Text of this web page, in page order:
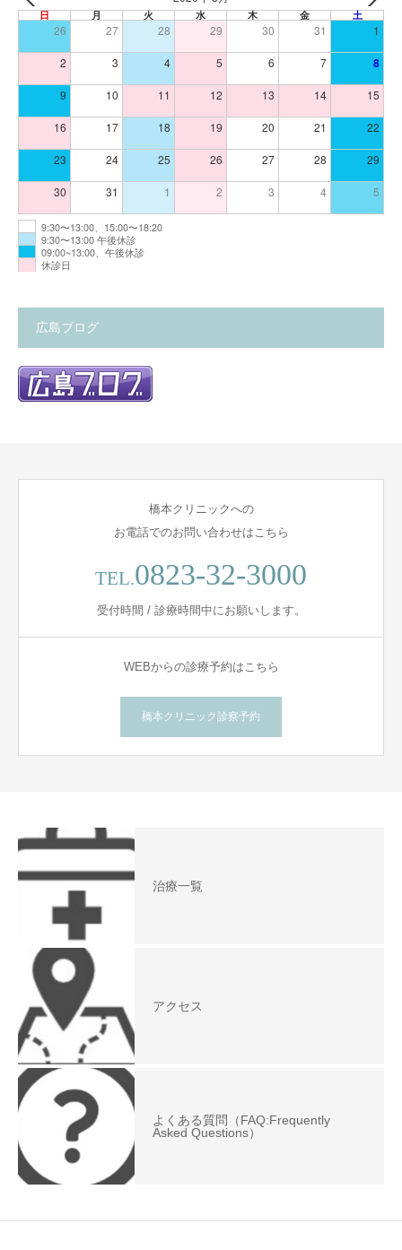
日 月 火 水 木 金 土
26 27 28 29 30 31 1
2 3 4 5 6 7 8
9 10 11 12 13 14 15
16 17 18 19 20 21 22
23 24 25 26 27 28 29
30 31 1 2 3 4 5
9:30〜13:00、15:00〜18:20
9:30〜13:00 午後休診
09:00~13:00、午後休診
休診日
広島ブログ
橋本クリニックへの
お電話でのお問い合わせはこちら
TEL.0823-32-3000
受付時間 / 診療時間中にお願いします。
WEBからの診療予約はこちら
橋本クリニック診察予約
治療一覧
アクセス
よくある質問（FAQ:Frequently
Asked Questions）